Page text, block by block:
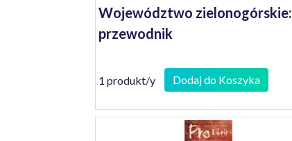
Województwo zielonogórskie:
przewodnik
1 produkt/y Dodaj do Koszyka